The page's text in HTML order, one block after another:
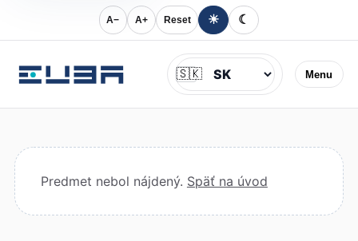
A− A+ Reset ☀ ☾
Menu
Jazyk
🇸🇰
Predmet nebol nájdený. Späť na úvod